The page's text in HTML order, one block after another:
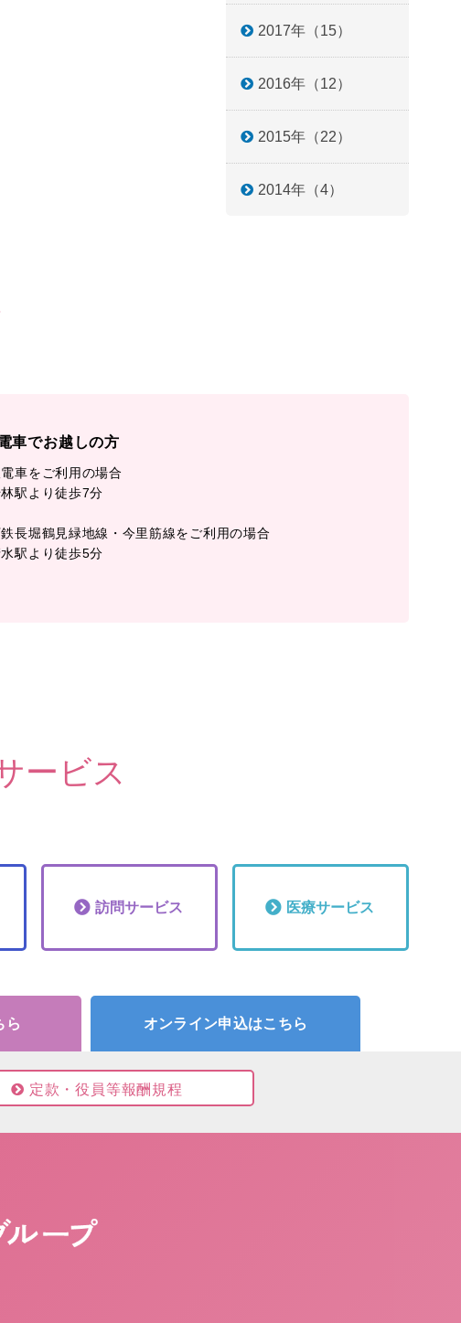
ら オンライン申込はこちら
2017年（15）
2016年（12）
2015年（22）
2014年（4）
車でお越しの方
車をご利用の場合
林駅より徒歩7分
長堀鶴見緑地線・今里筋線をご利用の場合
水駅より徒歩5分
ービス
訪問サービス 医療サービス
定款・役員等報酬規程